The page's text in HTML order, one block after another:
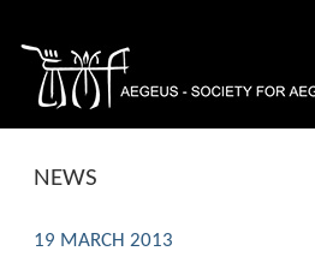
NEWS
19 MARCH 2013